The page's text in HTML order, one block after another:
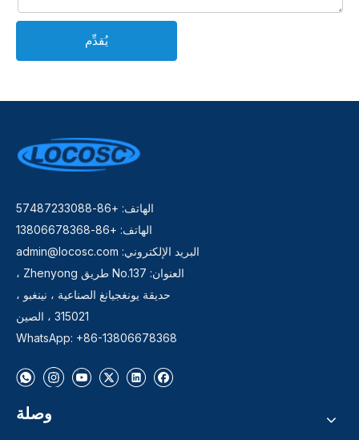
يُقدِّم
الهاتف: +86-57487233088
الهاتف: +86-13806678368
البريد الإلكتروني: admin@locosc.com
العنوان: No.137 طريق Zhenyong ،
حديقة يونغجيانغ الصناعية ، نينغبو ،
315021 ، الصين
WhatsApp: +86-13806678368
وصلة